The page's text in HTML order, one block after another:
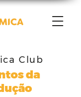
Club
da